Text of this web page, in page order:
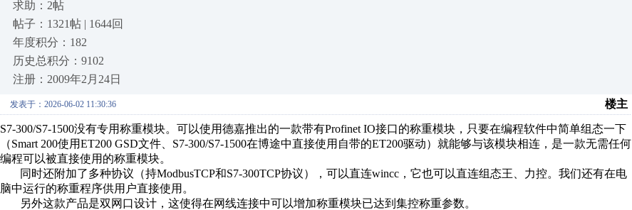
求助：2帖
帖子：1321帖 | 1644回
年度积分：182
历史总积分：9102
注册：2009年2月24日
发表于：2026-06-02 11:30:36 楼主
S7-300/S7-1500没有专用称重模块。可以使用德嘉推出的一款带有Profinet IO接口的称重模块，只要在编程软件中简单组态一下
（Smart 200使用ET200 GSD文件、S7-300/S7-1500在博途中直接使用自带的ET200驱动）就能够与该模块相连，是一款无需任何
编程可以被直接使用的称重模块。
同时还附加了多种协议（持ModbusTCP和S7-300TCP协议），可以直连wincc，它也可以直连组态王、力控。我们还有在电
脑中运行的称重程序供用户直接使用。
另外这款产品是双网口设计，这使得在网线连接中可以增加称重模块已达到集控称重参数。